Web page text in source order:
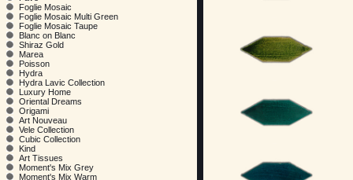
Foglie Mosaic
Foglie Mosaic Multi Green
Foglie Mosaic Taupe
Blanc on Blanc
Shiraz Gold
Marea
Poisson
Hydra
Hydra Lavic Collection
Luxury Home
Oriental Dreams
Origami
Art Nouveau
Vele Collection
Cubic Collection
Kind
Art Tissues
Moment's Mix Grey
Moment's Mix Warm